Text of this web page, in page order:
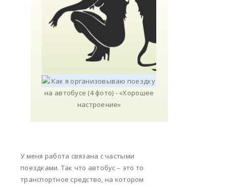
У меня работа связана с частыми
поездками. Так что автобус – это то
транспортное средство, на котором